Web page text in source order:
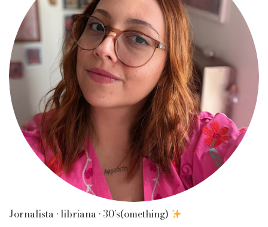
Jornalista • libriana • 30’s(omething)